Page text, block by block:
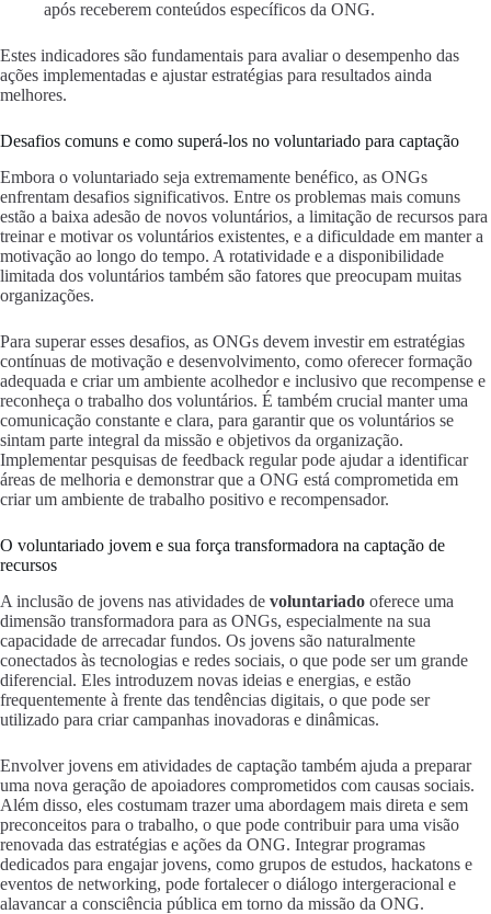
após receberem conteúdos específicos da ONG.
Estes indicadores são fundamentais para avaliar o desempenho das
ações implementadas e ajustar estratégias para resultados ainda
melhores.
Desafios comuns e como superá-los no voluntariado para captação
Embora o voluntariado seja extremamente benéfico, as ONGs
enfrentam desafios significativos. Entre os problemas mais comuns
estão a baixa adesão de novos voluntários, a limitação de recursos para
treinar e motivar os voluntários existentes, e a dificuldade em manter a
motivação ao longo do tempo. A rotatividade e a disponibilidade
limitada dos voluntários também são fatores que preocupam muitas
organizações.
Para superar esses desafios, as ONGs devem investir em estratégias
contínuas de motivação e desenvolvimento, como oferecer formação
adequada e criar um ambiente acolhedor e inclusivo que recompense e
reconheça o trabalho dos voluntários. É também crucial manter uma
comunicação constante e clara, para garantir que os voluntários se
sintam parte integral da missão e objetivos da organização.
Implementar pesquisas de feedback regular pode ajudar a identificar
áreas de melhoria e demonstrar que a ONG está comprometida em
criar um ambiente de trabalho positivo e recompensador.
O voluntariado jovem e sua força transformadora na captação de
recursos
A inclusão de jovens nas atividades de voluntariado oferece uma
dimensão transformadora para as ONGs, especialmente na sua
capacidade de arrecadar fundos. Os jovens são naturalmente
conectados às tecnologias e redes sociais, o que pode ser um grande
diferencial. Eles introduzem novas ideias e energias, e estão
frequentemente à frente das tendências digitais, o que pode ser
utilizado para criar campanhas inovadoras e dinâmicas.
Envolver jovens em atividades de captação também ajuda a preparar
uma nova geração de apoiadores comprometidos com causas sociais.
Além disso, eles costumam trazer uma abordagem mais direta e sem
preconceitos para o trabalho, o que pode contribuir para uma visão
renovada das estratégias e ações da ONG. Integrar programas
dedicados para engajar jovens, como grupos de estudos, hackatons e
eventos de networking, pode fortalecer o diálogo intergeracional e
alavancar a consciência pública em torno da missão da ONG.